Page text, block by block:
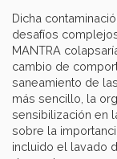
Dicha
desafíos
MANTRA
cambio de
saneamiento de
más sencillo, la
sensibilización en
sobre la
incluido el lavado